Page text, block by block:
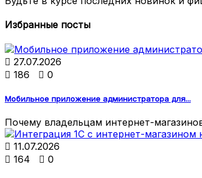
Избранные посты
 27.07.2026
 186  0
Мобильное приложение администратора для...
Почему владельцам интернет-
 11.07.2026
 164  0